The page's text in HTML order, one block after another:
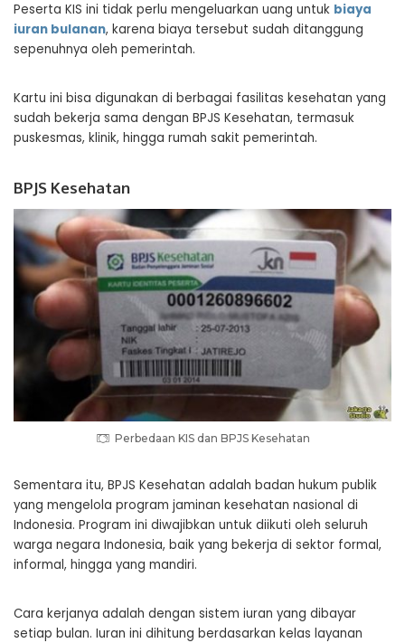
Peserta KIS ini tidak perlu mengeluarkan uang untuk biaya
iuran bulanan, karena biaya tersebut sudah ditanggung
sepenuhnya oleh pemerintah.
Kartu ini bisa digunakan di berbagai fasilitas kesehatan yang
sudah bekerja sama dengan BPJS Kesehatan, termasuk
puskesmas, klinik, hingga rumah sakit pemerintah.
BPJS Kesehatan
Perbedaan KIS dan BPJS Kesehatan
Sementara itu, BPJS Kesehatan adalah badan hukum publik
yang mengelola program jaminan kesehatan nasional di
Indonesia. Program ini diwajibkan untuk diikuti oleh seluruh
warga negara Indonesia, baik yang bekerja di sektor formal,
informal, hingga yang mandiri.
Cara kerjanya adalah dengan sistem iuran yang dibayar
setiap bulan. Iuran ini dihitung berdasarkan kelas layanan